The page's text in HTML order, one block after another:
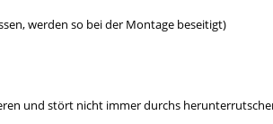
werden so bei der Montage beseitigt)
und stört nicht immer durchs